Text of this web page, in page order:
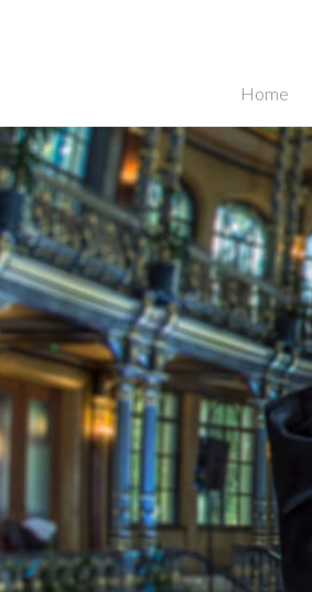
Ihr Zauberer für Messen und Events
Home